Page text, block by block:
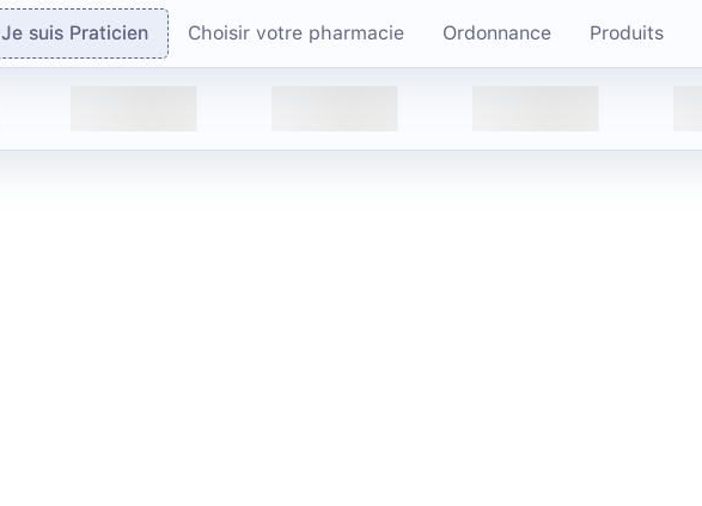
Je suis Praticien Choisir votre pharmacie Ordonnance Produits